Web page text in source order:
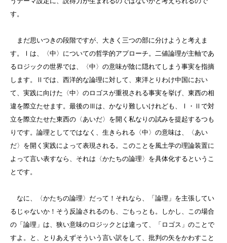
す。
まだ思いつきの段階ですが、大きく三つの部に分けようと考えま
す。
Ⅰ は、〈中〉についての哲学的アプローチ。二値論理が主軸であ
るロジックの世界では、〈中〉の意味が陰に隠れてしまう事実を指摘
します。
Ⅱ では、西洋的な論理に対して、東洋とりわけ中国におい
て、実践に向けた〈中〉のロゴスが重視される事実を挙げ、東西の相
違を際立たせます。最後のⅢ は、かなり難しいけれども、 Ⅰ ・ Ⅱ で対
立を際立たせた東西の〈あいだ〉を開く私なりの試みを提起するつも
りです。論理としてではなく、生きられる〈中〉の意味は、〈あい
だ〉を開く実践によって表現される。このことを風土学の理論装置に
よって言い表すなら、それは〈かたちの論理〉を具体化するというこ
とです。
なに、〈かたちの論理〉だって！それなら、「論理」を主張してい
るじゃないか！そう反論されるのも、ごもっとも。しかし、この場合
の「論理」は、狭い意味のロジックとは違って、「ロゴス」のことで
すよ。と、とりあえずそういう言い訳をして、批判の矢をかわすこと